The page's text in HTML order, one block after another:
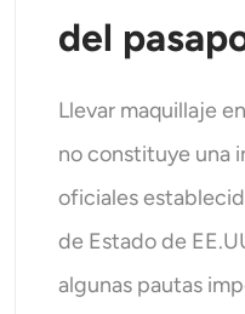
del
Llevar maquillaje
no constituye una
oficiales
de Estado de
algunas pautas